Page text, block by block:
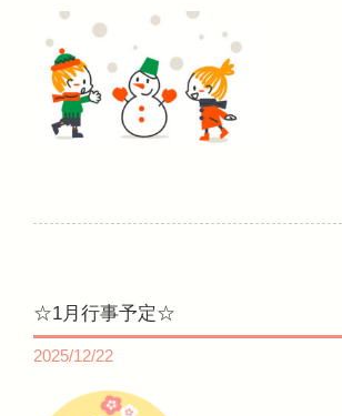
☆1月行事予定☆
2025/12/22